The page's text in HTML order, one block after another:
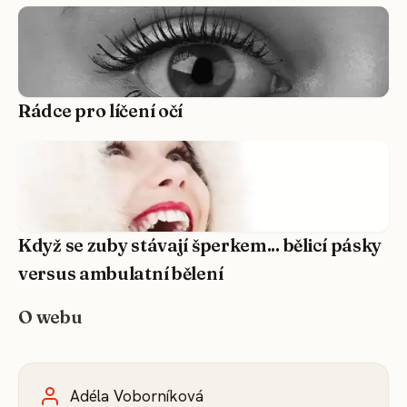
Rádce pro líčení očí
Když se zuby stávají šperkem... bělicí pásky
versus ambulatní bělení
O webu
Adéla Voborníková